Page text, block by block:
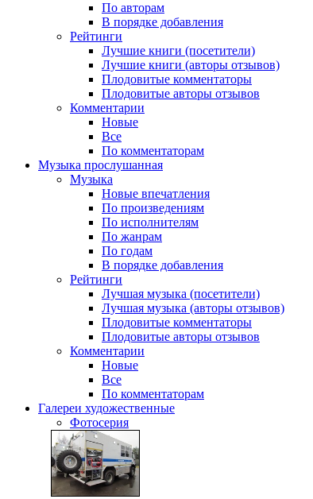
По авторам
В порядке добавления
Рейтинги
Лучшие книги (посетители)
Лучшие книги (авторы отзывов)
Плодовитые комментаторы
Плодовитые авторы отзывов
Комментарии
Новые
Все
По комментаторам
Музыка прослушанная
Музыка
Новые впечатления
По произведениям
По исполнителям
По жанрам
По годам
В порядке добавления
Рейтинги
Лучшая музыка (посетители)
Лучшая музыка (авторы отзывов)
Плодовитые комментаторы
Плодовитые авторы отзывов
Комментарии
Новые
Все
По комментаторам
Галереи художественные
Фотосерия